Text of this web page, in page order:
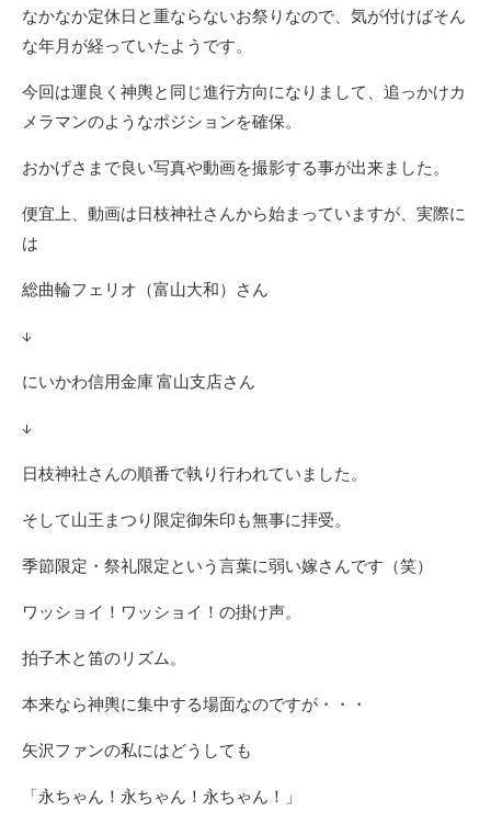
なかなか定休日と重ならないお祭りなので、気が付けばそん
な年月が経っていたようです。
今回は運良く神輿と同じ進行方向になりまして、追っかけカ
メラマンのようなポジションを確保。
おかげさまで良い写真や動画を撮影する事が出来ました。
便宜上、動画は日枝神社さんから始まっていますが、実際に
は
総曲輪フェリオ（富山大和）さん
↓
にいかわ信用金庫 富山支店さん
↓
日枝神社さんの順番で執り行われていました。
そして山王まつり限定御朱印も無事に拝受。
季節限定・祭礼限定という言葉に弱い嫁さんです（笑）
ワッショイ！ワッショイ！の掛け声。
拍子木と笛のリズム。
本来なら神輿に集中する場面なのですが・・・
矢沢ファンの私にはどうしても
「永ちゃん！永ちゃん！永ちゃん！」